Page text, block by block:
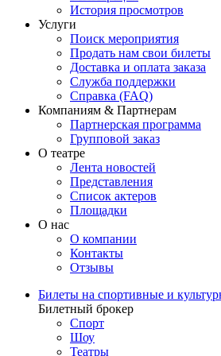
История просмотров
Услуги
Поиск мероприятия
Продать нам свои билеты
Доставка и оплата заказа
Служба поддержки
Справка (FAQ)
Компаниям & Партнерам
Партнерская программа
Групповой заказ
О театре
Лента новостей
Представления
Список актеров
Площадки
О нас
О компании
Контакты
Отзывы
Билеты на спортивные и
Билетный брокер
Спорт
Шоу
Театры